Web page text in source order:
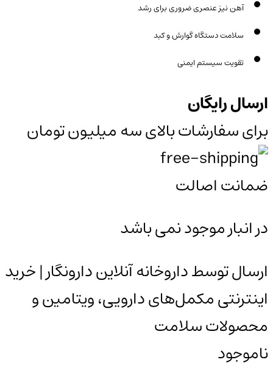
آهن نیز عنصری ضروری برای رشد
سلامت دستگاه گوارش و کبد
تقویت سیستم ایمنی
ارسال رایگان
برای سفارشات بالای سه میلیون تومان
ضمانت اصالت
در انبار موجود نمی باشد
ارسال توسط داروخانه آنلاین دارونگار | خرید
اینترنتی مکمل‌های دارویی، ویتامین و
محصولات سلامت
ناموجود